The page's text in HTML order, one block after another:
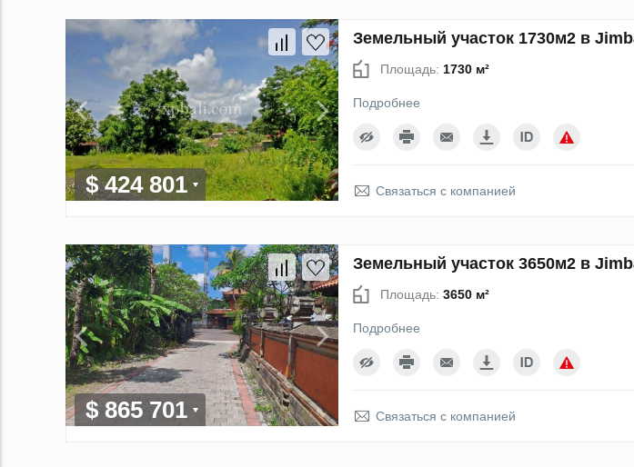
$ 424 801
Земельный участок 1730м2 в
Площадь: 1730 м²
Подробнее
Связаться с компанией
$ 865 701
Земельный участок 3650м2 в
Площадь: 3650 м²
Подробнее
Связаться с компанией